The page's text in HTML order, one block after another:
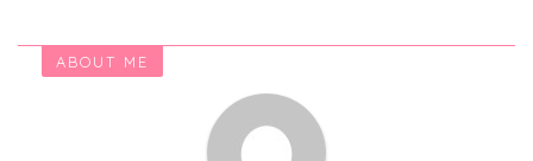
ABOUT ME